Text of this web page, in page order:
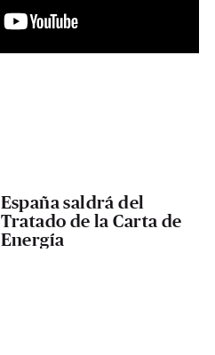
España saldrá del
Tratado de la Carta de
Energía